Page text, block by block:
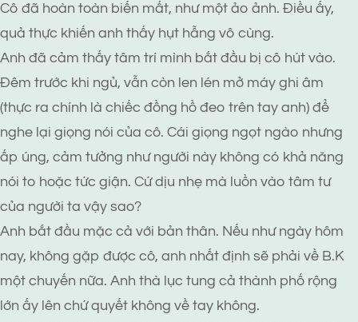
Cô đã hoàn toàn biến mất, như một ảo ảnh. Điều ấy,
quả thực khiến anh thấy hụt hẫng vô cùng.
Anh đã cảm thấy tâm trí mình bắt đầu bị cô hút vào.
Đêm trước khi ngủ, vẫn còn len lén mở máy ghi âm
(thực ra chính là chiếc đồng hồ đeo trên tay anh) để
nghe lại giọng nói của cô. Cái giọng ngọt ngào nhưng
ấp úng, cảm tưởng như người này không có khả năng
nói to hoặc tức giận. Cứ dịu nhẹ mà luồn vào tâm tư
của người ta vậy sao?
Anh bắt đầu mặc cả với bản thân. Nếu như ngày hôm
nay, không gặp được cô, anh nhất định sẽ phải về B.K
một chuyến nữa. Anh thà lục tung cả thành phố rộng
lớn ấy lên chứ quyết không về tay không.